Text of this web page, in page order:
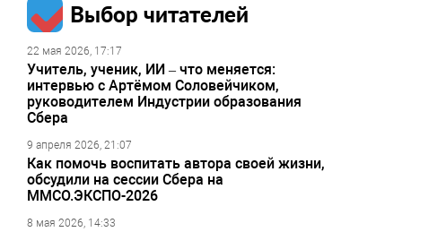
Выбор читателей
22 мая 2026, 17:17
Учитель, ученик, ИИ – что меняется:
интервью с Артёмом Соловейчиком,
руководителем Индустрии образования
Сбера
9 апреля 2026, 21:07
Как помочь воспитать автора своей жизни,
обсудили на сессии Сбера на
ММСО.ЭКСПО-2026
8 мая 2026, 14:33